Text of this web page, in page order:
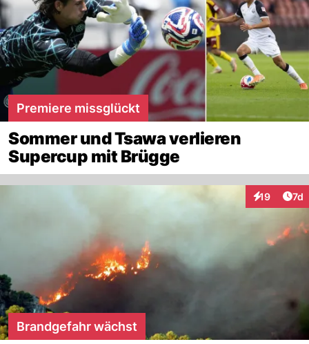
Premiere missglückt
Sommer und Tsawa verlieren
Supercup mit Brügge
19 7d
Brandgefahr wächst